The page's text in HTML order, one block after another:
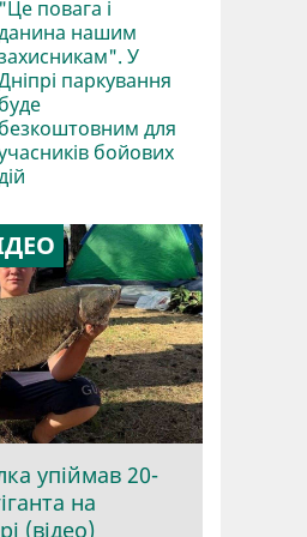
"Це повага і
нашим
У
паркування
буде
безкоштовним для
бойових
упіймав 20-
на
(відео)